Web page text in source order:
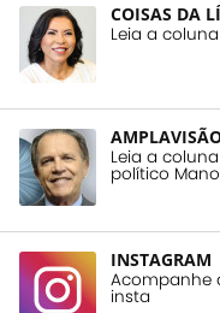
COISAS DA
Leia a
Leia a
político
INSTAGRAM
Acompanhe
insta